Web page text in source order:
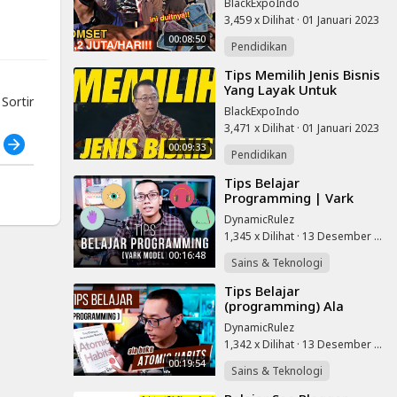
00:08:50
Aja Cepet Ludes | Ide
Bisnis Menjanjikan
BlackExpoIndo
3,459 x Dilihat · 01 Januari 2023
Pendidikan
00:09:33
⁣Tips Memilih Jenis Bisnis
Yang Layak Untuk
Ditekuni
BlackExpoIndo
3,471 x Dilihat · 01 Januari 2023
Pendidikan
00:16:48
⁣Tips Belajar
Programming | Vark
Model
DynamicRulez
1,345 x Dilihat · 13 Desember 2022
Sains & Teknologi
00:19:54
⁣Tips Belajar
(programming) Ala
Atomic Habits
DynamicRulez
1,342 x Dilihat · 13 Desember 2022
Sains & Teknologi
Sortir